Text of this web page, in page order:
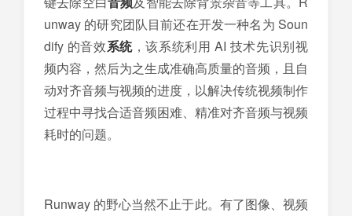
unway 的研究团队目前还在开发一种名为 Soun
dify 的音效系统，该系统利用 AI 技术先识别视
频内容，然后为之生成准确高质量的音频，且自
动对齐音频与视频的进度，以解决传统视频制作
过程中寻找合适音频困难、精准对齐音频与视频
耗时的问题。
Runway 的野心当然不止于此。有了图像、视频